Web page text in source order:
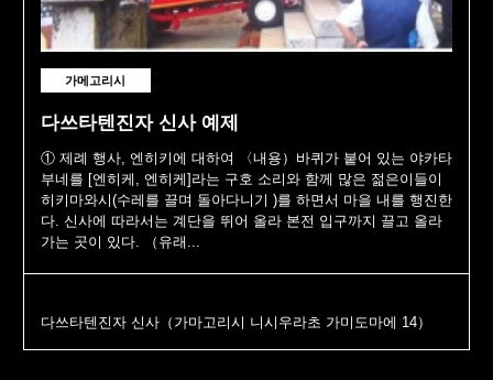
가메고리시
다쓰타텐진자 신사 예제
① 제례 행사, 엔히키에 대하여 〈내용）바퀴가 붙어 있는 야카타
부네를 [엔히케, 엔히케]라는 구호 소리와 함께 많은 젊은이들이
히키마와시(수레를 끌며 돌아다니기 )를 하면서 마을 내를 행진한
다. 신사에 따라서는 계단을 뛰어 올라 본전 입구까지 끌고 올라
가는 곳이 있다. （유래...
다쓰타텐진자 신사（가마고리시 니시우라초 가미도마에 14）